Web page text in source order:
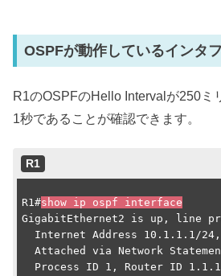
OSPFが動作しているインタ
R1のOSPFのHello Intervalが250ミ
1秒であることが確認できます。
R1
R1#show ip ospf interface
GigabitEthernet2 is up, line
Internet Address 10.1.1.1/
Attached via Network
Process ID 1, Router ID